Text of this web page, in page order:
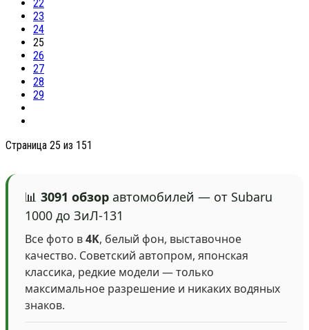
22
23
24
25
26
27
28
29
Страница 25 из 151
📊 3091 обзор автомобилей — от Subaru
1000 до ЗиЛ-131
Все фото в4K, белый фон, выставочное
качество. Советский автопром, японская
классика, редкие модели — только
максимальное разрешение и никаких водяных
знаков.